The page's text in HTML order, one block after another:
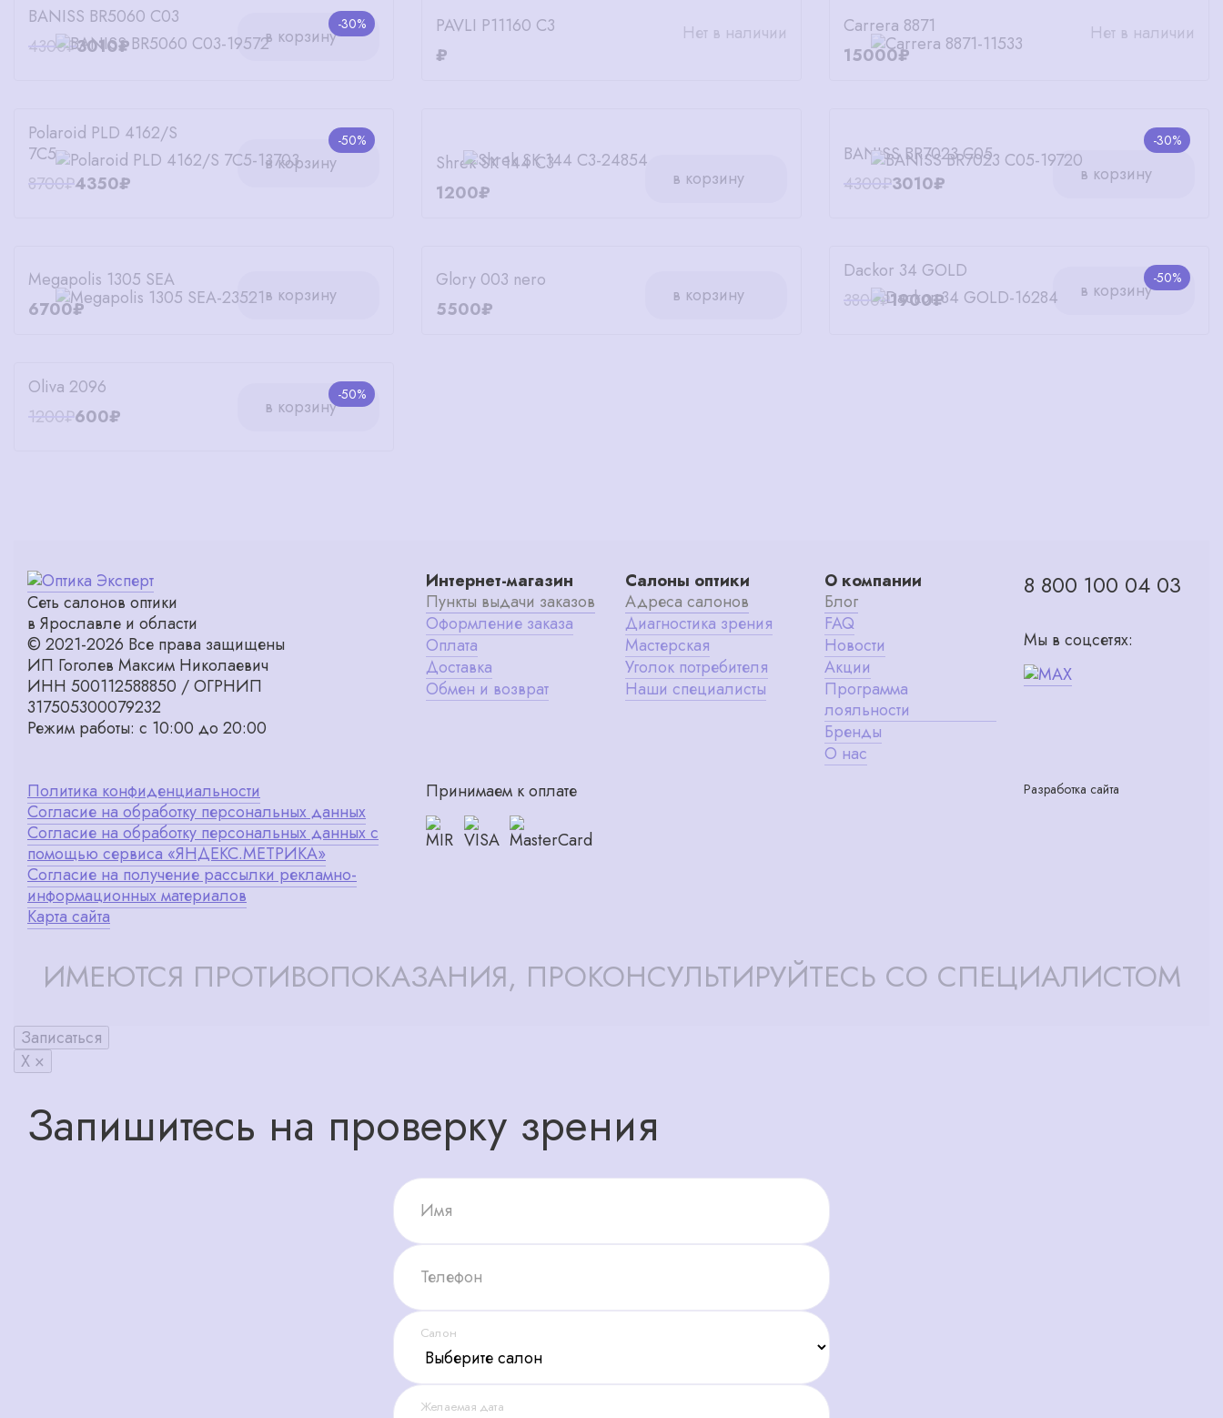
-30%
BANISS BR5060 C03
4300₽3010₽ в корзину
PAVLI P11160 C3
₽
Нет в наличии
Carrera 8871
15000₽
Нет в наличии
-50%
Polaroid PLD 4162/S
7C5
8700₽4350₽
в корзину
Shrek SK 144 C3
1200₽
в корзину
-30%
BANISS BR7023 C05
4300₽3010₽ в корзину
Megapolis 1305 SEA
6700₽
в корзину
Glory 003 nero
5500₽
в корзину
-50%
Dackor 34 GOLD
3800₽1900₽ в корзину
-50%
Oliva 2096
1200₽600₽ в корзину
Сеть салонов оптики
в Ярославле и области
© 2021-2026 Все права защищены
ИП Гоголев Максим Николаевич
ИНН 500112588850 / ОГРНИП
317505300079232
Режим работы: с 10:00 до 20:00
Интернет-магазин
Пункты выдачи заказов
Оформление заказа
Оплата
Доставка
Обмен и возврат
Салоны оптики
Адреса салонов
Диагностика зрения
Мастерская
Уголок потребителя
Наши специалисты
О компании
Блог
FAQ
Новости
Акции
Программа
лояльности
Бренды
О нас
8 800 100 04 03
Мы в соцсетях:
Политика конфиденциальности
Согласие на обработку персональных данных
Согласие на обработку персональных данных с
помощью сервиса «ЯНДЕКС.МЕТРИКА»
Согласие на получение рассылки рекламно-
информационных материалов
Карта сайта
Принимаем к оплате Разработка сайта
ИМЕЮТСЯ ПРОТИВОПОКАЗАНИЯ, ПРОКОНСУЛЬТИРУЙТЕСЬ СО СПЕЦИАЛИСТОМ
Записаться
X ×
Запишитесь на проверку зрения
Имя
Телефон
Салон
Желаемая дата